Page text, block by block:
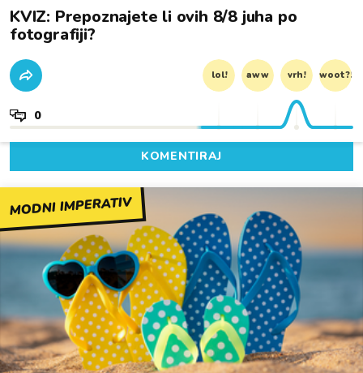
KVIZ: Prepoznajete li ovih 8/8 juha po
fotografiji?
lol! aww vrh! woot?!
0
KOMENTIRAJ
MODNI IMPERATIV